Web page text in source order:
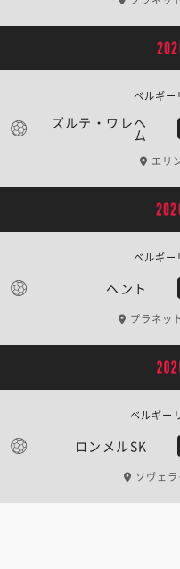
ズルテ・ワレヘ
ム
ベルギ
エリ
ヘント
ベルギ
プラネッ
ロンメルSK
ベルギ
ソヴェ